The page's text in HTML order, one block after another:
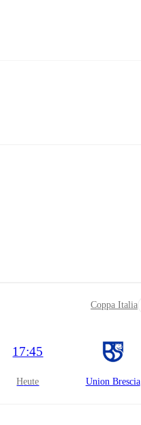
Coppa Italia
17:45
heute Union Brescia